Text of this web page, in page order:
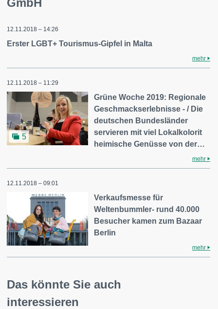
GmbH
12.11.2018 – 14:26
Erster LGBT+ Tourismus-Gipfel in Malta
mehr
12.11.2018 – 11:29
5
Grüne Woche 2019: Regionale
Geschmackserlebnisse - / Die
deutschen Bundesländer
servieren mit viel Lokalkolorit
heimische Genüsse von der…
mehr
12.11.2018 – 09:01
Verkaufsmesse für
Weltenbummler- rund 40.000
Besucher kamen zum Bazaar
Berlin
mehr
Das könnte Sie auch
interessieren